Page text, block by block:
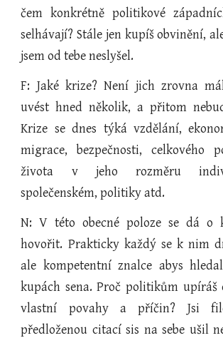
čem konkrétně politikové
selhávají? Stále jen kupíš obvinění,
jsem od tebe neslyšel.
F: Jaké krize? Není jich zrovna
uvést hned několik, a přitom
Krize se dnes týká vzdělání,
migrace, bezpečnosti, celkového
života v jeho rozměru
společenském, politiky atd.
N: V této obecné poloze se dá o
hovořit. Prakticky každý se k nim
ale kompetentní znalce abys
kupách sena. Proč politikům upíráš
vlastní povahy a příčin? Jsi
předloženou citací sis na sebe ušil